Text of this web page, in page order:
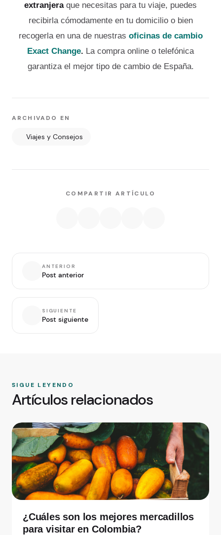
extranjera que necesitas para tu viaje, puedes
recibirla cómodamente en tu domicilio o bien
recogerla en una de nuestras oficinas de cambio
Exact Change. La compra online o telefónica
garantiza el mejor tipo de cambio de España.
ARCHIVADO EN
Viajes y Consejos
COMPARTIR ARTÍCULO
ANTERIOR
Post anterior
SIGUIENTE
Post siguiente
SIGUE LEYENDO
Artículos relacionados
¿Cuáles son los mejores mercadillos
para visitar en Colombia?